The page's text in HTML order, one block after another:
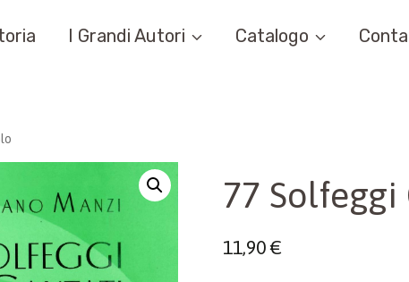
I Grandi Autori Catalogo
77
11,90€